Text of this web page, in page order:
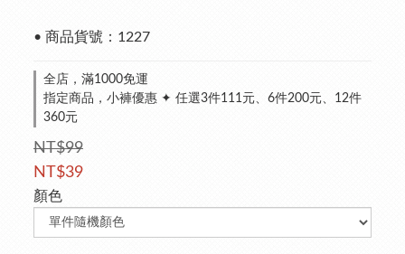
• 商品貨號：1227
全店，滿1000免運
指定商品，小褲優惠 ✦ 任選3件111元、6件200元、12件
360元
NT$99
NT$39
顏色